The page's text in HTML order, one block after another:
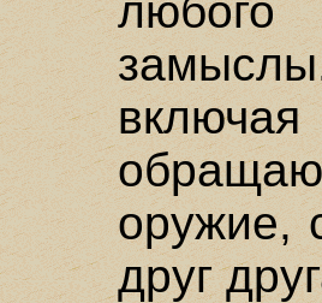
любого
оружие,
друг